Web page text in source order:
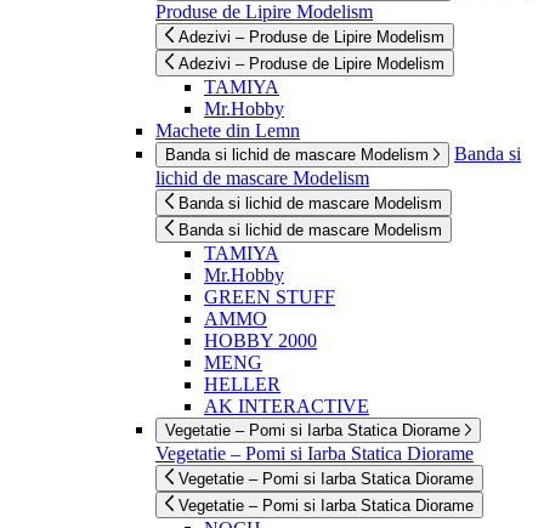
Produse de Lipire Modelism
Adezivi – Produse de Lipire Modelism
Adezivi – Produse de Lipire Modelism
TAMIYA
Mr.Hobby
Machete din Lemn
Banda si lichid de mascare Modelism
Banda si
lichid de mascare Modelism
Banda si lichid de mascare Modelism
Banda si lichid de mascare Modelism
TAMIYA
Mr.Hobby
GREEN STUFF
AMMO
HOBBY 2000
MENG
HELLER
AK INTERACTIVE
Vegetatie – Pomi si Iarba Statica Diorame
Vegetatie – Pomi si Iarba Statica Diorame
Vegetatie – Pomi si Iarba Statica Diorame
Vegetatie – Pomi si Iarba Statica Diorame